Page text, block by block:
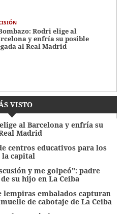
Rodri elige al
y enfría su posible
al Real Madrid
VISTO
al Barcelona y enfría su
Madrid
centros educativos para los
la capital
y me golpeó": padre
su hijo en La Ceiba
lempiras embalados capturan
de cabotaje de La Ceiba